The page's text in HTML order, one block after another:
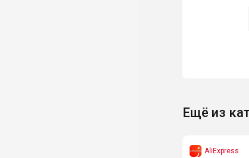
Ещё из
AliExpress